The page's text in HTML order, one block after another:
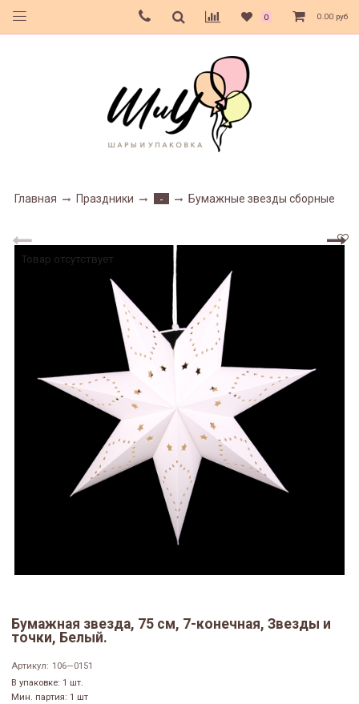
0 0.00 руб
Главная Праздники - Бумажные звезды сборные
Товар отсутствует
Бумажная звезда, 75 см, 7-конечная, Звезды и
точки, Белый.
Артикул: 106—0151
В упаковке: 1 шт.
Мин. партия: 1 шт